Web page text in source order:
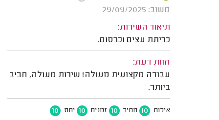
משוב: 29/09/2025
תיאור השירות:
כריתת עצים וכרסום.
חוות דעת:
עבודה מקצועית מעולה! שירות מעולה, חביב
ביותר.
איכות 10 מחיר 10 זמנים 10 יחס 10